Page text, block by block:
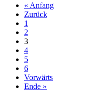
« Anfang
Zurück
1
2
3
4
5
6
Vorwärts
Ende »